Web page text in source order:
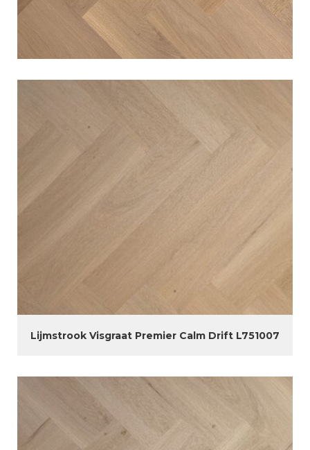
Lijmstrook Visgraat Premier Calm Drift L751007